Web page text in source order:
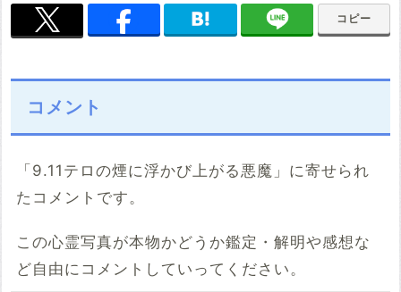
コピー
コメント
「9.11テロの煙に浮かび上がる悪魔」に寄せられ
たコメントです。
この心霊写真が本物かどうか鑑定・解明や感想な
ど自由にコメントしていってください。